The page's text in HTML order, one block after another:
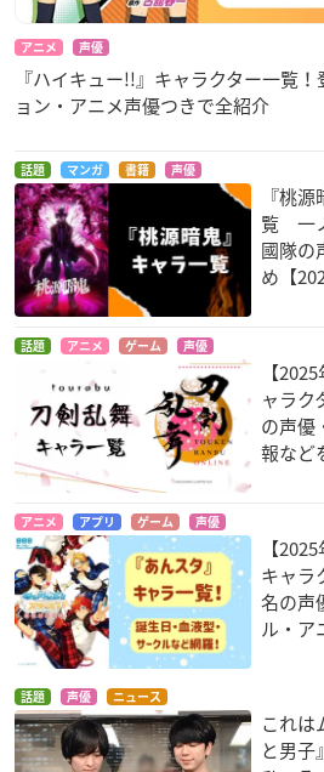
アニメ 声優
『ハイキュー!!』キャラクター一覧
ョン・アニメ声優つきで全紹介
話題 マンガ 書籍 声優
『桃
覧 一
國隊の
め【
話題 アニメ ゲーム 声優
【
ャラク
の声優
報など
アニメ アプリ ゲーム 声優
【
キャラ
名の声
ル・ア
話題 声優 ニュース
これは
と男子